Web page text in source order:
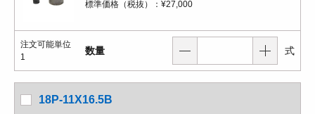
標準価格（税抜）： ¥27,000
注文可能単位
1
数量 式
18P-11X16.5B